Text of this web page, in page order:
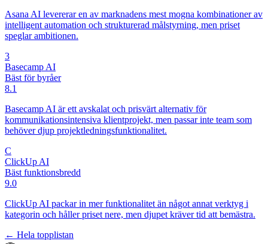
Asana AI levererar en av marknadens mest mogna kombinationer av
intelligent automation och strukturerad målstyrning, men priset
speglar ambitionen.
3
Basecamp AI
Bäst för byråer
8.1
Basecamp AI är ett avskalat och prisvärt alternativ för
kommunikationsintensiva klientprojekt, men passar inte team som
behöver djup projektledningsfunktionalitet.
C
ClickUp AI
Bäst funktionsbredd
9.0
ClickUp AI packar in mer funktionalitet än något annat verktyg i
kategorin och håller priset nere, men djupet kräver tid att bemästra.
← Hela topplistan